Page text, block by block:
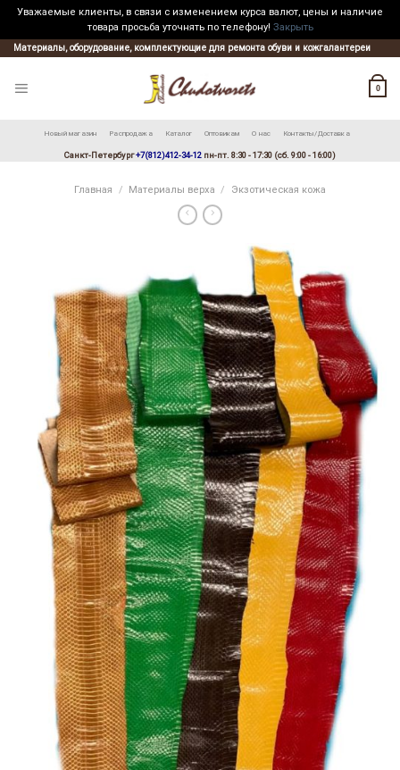
Уважаемые клиенты, в связи с изменением курса валют, цены и наличие
товара просьба уточнять по телефону! Закрыть
Skip
to
Материалы, оборудование, комплектующие для ремонта обуви и кожгалантереи
0
Новый магазин Распродажа Каталог Оптовикам О нас Контакты/Доставка
Санкт-Петербург+7(812)412-34-12 пн-пт. 8:30 - 17:30 (сб. 9:00 - 16:00)
Главная / Материалы верха / Экзотическая кожа